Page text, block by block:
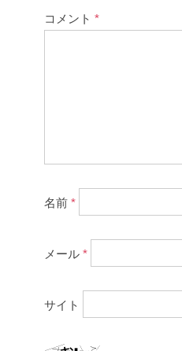
コメント *
名前 *
メール *
サイト